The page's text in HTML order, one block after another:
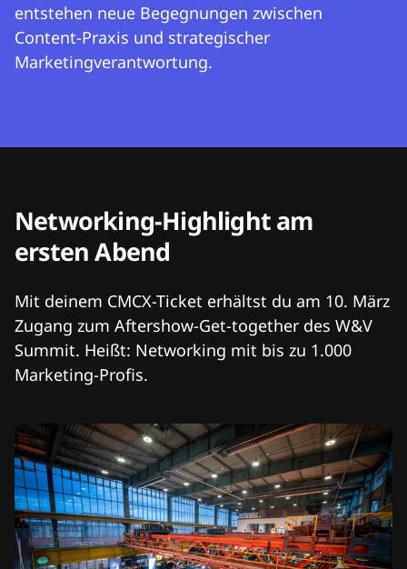
entstehen neue Begegnungen zwischen
Content-Praxis und strategischer
Marketingverantwortung.
Networking-Highlight am
ersten Abend
Mit deinem CMCX-Ticket erhältst du am 10. März
Zugang zum Aftershow-Get-together des W&V
Summit. Heißt: Networking mit bis zu 1.000
Marketing-Profis.